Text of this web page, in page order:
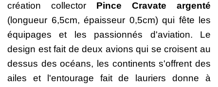
création collector Pince Cravate argenté
(longueur 6,5cm, épaisseur 0,5cm) qui fête les
équipages et
les passionnés d'aviation. Le
design est fait de deux avions qui se croisent au
dessus des océans, les continents s'offrent des
ailes et l'entourage fait de lauriers donne à